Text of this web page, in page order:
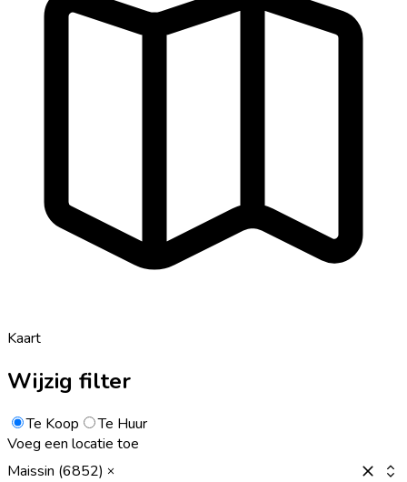
Kaart
Wijzig filter
Te Koop
Te Huur
Voeg een locatie toe
Maissin (6852)